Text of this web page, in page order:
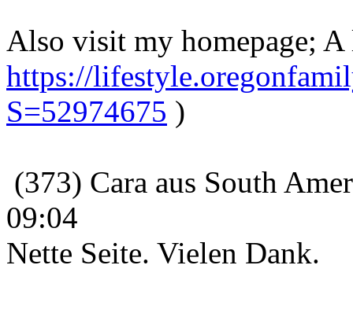
Also visit my homepage;
https://
S=52974675 )
(373) Cara aus South
09:04
Nette Seite. Vielen Dank.